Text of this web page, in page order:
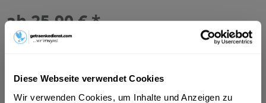
Diese Webseite verwendet Cookies
Wir verwenden Cookies, um Inhalte und Anzeigen zu
ab 25,90 € *
Inhalt:0.75 Liter (34,53 € * / 1 Liter)
inkl. MwSt. ggf. zzgl. Erschwerniszuschlag
In den Warenkorb